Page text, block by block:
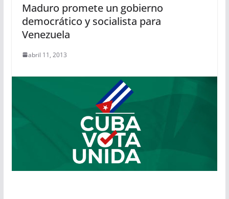
Maduro promete un gobierno
democrático y socialista para
Venezuela
abril 11, 2013